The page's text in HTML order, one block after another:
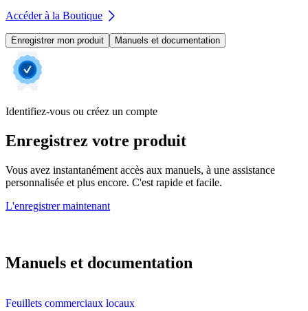
Accéder à la Boutique
Enregistrer mon produit Manuels et documentation
Identifiez-vous ou créez un compte
Enregistrez votre produit
Vous avez instantanément accès aux manuels, à une assistance
personnalisée et plus encore. C'est rapide et facile.
L'enregistrer maintenant
Manuels et documentation
Feuillets commerciaux locaux